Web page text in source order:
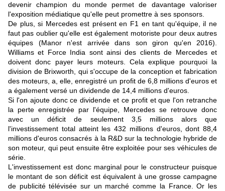
devenir champion du monde permet de davantage valoriser
l'exposition médiatique qu'elle peut promettre à ses sponsors.
De plus, si Mercedes est présent en F1 en tant qu'équipe, il ne
faut pas oublier qu'elle est également motoriste pour deux autres
équipes (Manor n'est arrivée dans son giron qu'en 2016).
Williams et Force India sont ainsi des clients de Mercedes et
doivent donc payer leurs moteurs. Cela explique pourquoi la
division de Brixworth, qui s'occupe de la conception et fabrication
des moteurs, a, elle, enregistré un profit de 6,8 millions d'euros et
a également versé un dividende de 14,4 millions d'euros.
Si l'on ajoute donc ce dividende et ce profit et que l'on retranche
la perte enregistrée par l'équipe, Mercedes se retrouve donc
avec un déficit de seulement 3,5 millions alors que
l'investissement total atteint les 432 millions d'euros, dont 88,4
millions d'euros consacrés à la R&D sur la technologie hybride de
son moteur, qui peut ensuite être exploitée pour ses véhicules de
série.
L'investissement est donc marginal pour le constructeur puisque
le montant de son déficit est équivalent à une grosse campagne
de publicité télévisée sur un marché comme la France. Or les